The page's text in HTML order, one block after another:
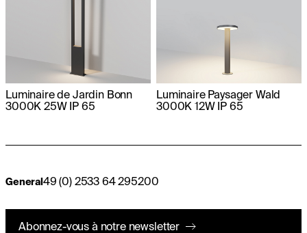
Luminaire de Jardin Bonn
3000K 25W IP 65
Luminaire Paysager Wald
3000K 12W IP 65
General49 (0) 2533 64 295200
Abonnez-vous à notre newsletter